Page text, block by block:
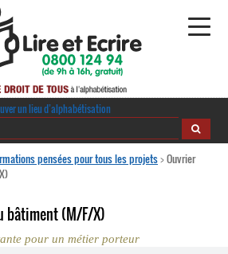
Alphabétisation
journaldelalpha.be
un lieu d’alphabétisation
pensées pour tous les projets>Ouvrier
bâtiment (M/F/X)
pour un métier porteur